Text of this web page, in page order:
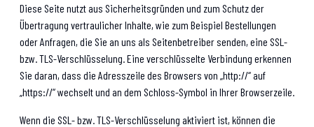
Diese Seite nutzt aus Sicherheitsgründen und zum Schutz der
Übertragung vertraulicher Inhalte, wie zum Beispiel Bestellungen
oder Anfragen, die Sie an uns als Seitenbetreiber senden, eine SSL-
bzw. TLS-Verschlüsselung. Eine verschlüsselte Verbindung erkennen
Sie daran, dass die Adresszeile des Browsers von „http://“ auf
„https://“ wechselt und an dem Schloss-Symbol in Ihrer Browserzeile.
Wenn die SSL- bzw. TLS-Verschlüsselung aktiviert ist, können die